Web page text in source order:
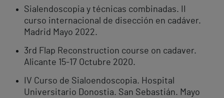
Sialendoscopia y técnicas combinadas. II
curso internacional de disección en cadáver.
Madrid Mayo 2022.
3rd Flap Reconstruction course on cadaver.
Alicante 15-17 Octubre 2020.
IV Curso de Sialoendoscopia. Hospital
Universitario Donostia. San Sebastián. Mayo